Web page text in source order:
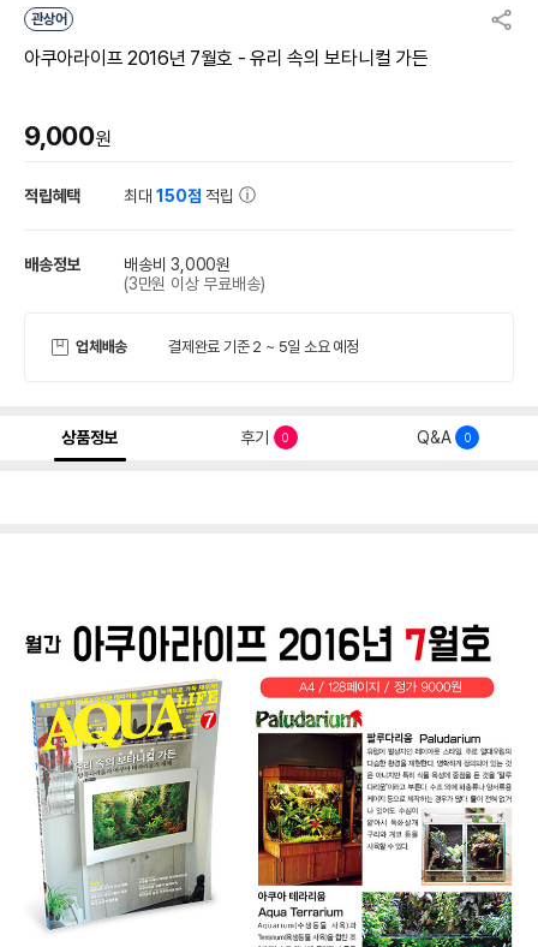
관상어
아쿠아라이프 2016년 7월호 - 유리 속의 보타니컬 가든
9,000원
적립혜택 최대150점 적립
배송정보
배송비 3,000원
(3만원 이상 무료배송)
업체배송 결제완료 기준 2 ~ 5일 소요 예정
상품정보 후기 0 Q&A 0